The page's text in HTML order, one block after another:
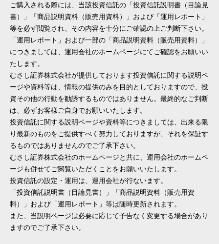
ご購入される際には、当該投資信託の「投資信託説明書（目論見
書）」「商品説明資料（販売用資料）」および「運用レポート」
等を必ず閲覧され、その内容を十分にご確認の上ご判断下さい。
「運用レポート」および一部の「商品説明資料（販売用資料）」
につきましては、運用会社のホームページにてご確認をお願いい
たします。
むさし証券株式会社が提供しております投資信託に関する説明ペ
ージや資料等は、情報の提供のみを目的としておりますので、投
資その他の行動を勧誘するものではありません。最終的なご判断
は、必ずお客様ご自身でお願いいたします。
投資信託に関する説明ページや資料等につきましては、出来る限
り最新のものをご提供すべく努力しておりますが、それを保証す
るものではありませんのでご了承下さい。
むさし証券株式会社のホームページと共に、運用会社のホームペ
ージも併せてご閲覧いただくことをお願いいたします。
投資信託の設定・運用は、運用会社が行ないます。
「投資信託説明書（目論見書）」「商品説明資料（販売用資
料）」および「運用レポート」等は随時更新されます。
また、当説明ページは必要に応じて予告なく変更する場合があり
ますのでご了承下さい。